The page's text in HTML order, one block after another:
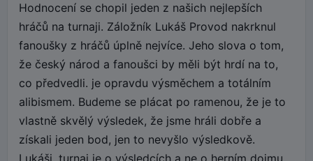
Hodnocení se chopil jeden z našich nejlepších
hráčů na turnaji. Záložník Lukáš Provod nakrknul
fanoušky z hráčů úplně nejvíce. Jeho slova o tom,
že český národ a fanoušci by měli být hrdí na to,
co předvedli. je opravdu výsměchem a totálním
alibismem. Budeme se plácat po ramenou, že je to
vlastně skvělý výsledek, že jsme hráli dobře a
získali jeden bod, jen to nevyšlo výsledkově.